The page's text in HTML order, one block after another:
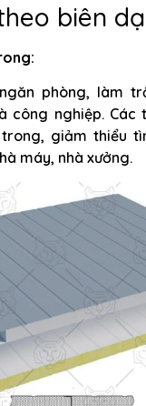
biên
phòng, làm
công nghiệp. Các
giảm thiểu
máy, nhà xưởng.